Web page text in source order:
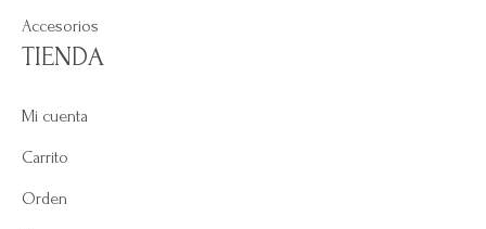
Accesorios
TIENDA
Mi cuenta
Carrito
Orden